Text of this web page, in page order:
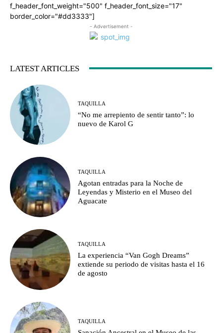
f_header_font_weight="500" f_header_font_size="17"
border_color="#dd3333"]
- Advertisement -
LATEST ARTICLES
TAQUILLA
“No me arrepiento de sentir tanto”: lo
nuevo de Karol G
TAQUILLA
Agotan entradas para la Noche de
Leyendas y Misterio en el Museo del
Aguacate
TAQUILLA
La experiencia “Van Gogh Dreams”
extiende su periodo de visitas hasta el 16
de agosto
TAQUILLA